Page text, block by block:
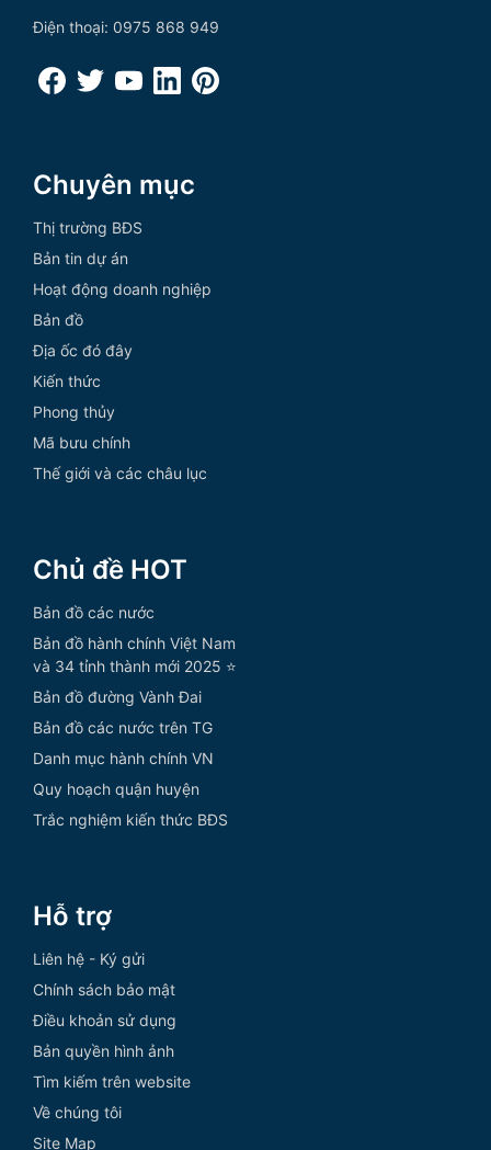
Điện thoại: 0975 868 949
Chuyên mục
Thị trường BĐS
Bản tin dự án
Hoạt động doanh nghiệp
Bản đồ
Địa ốc đó đây
Kiến thức
Phong thủy
Mã bưu chính
Thế giới và các châu lục
Chủ đề HOT
Bản đồ các nước
Bản đồ hành chính Việt Nam
và 34 tỉnh thành mới 2025 ⭐
Bản đồ đường Vành Đai
Bản đồ các nước trên TG
Danh mục hành chính VN
Quy hoạch quận huyện
Trắc nghiệm kiến thức BĐS
Hỗ trợ
Liên hệ - Ký gửi
Chính sách bảo mật
Điều khoản sử dụng
Bản quyền hình ảnh
Tìm kiếm trên website
Về chúng tôi
Site Map